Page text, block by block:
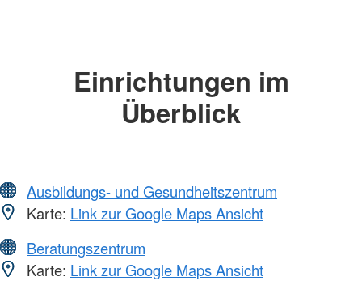
Einrichtungen im
Überblick
Ausbildungs- und Gesundheitszentrum
Karte: Link zur Google Maps Ansicht
Beratungszentrum
Karte: Link zur Google Maps Ansicht